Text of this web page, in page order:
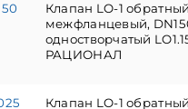
Клапан LO-1 обратный
межфланцевый,
одностворчатый
РАЦИОНАЛ
Клапан LO-1 обратный